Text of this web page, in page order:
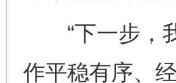
“下一步，我
作平稳有序、